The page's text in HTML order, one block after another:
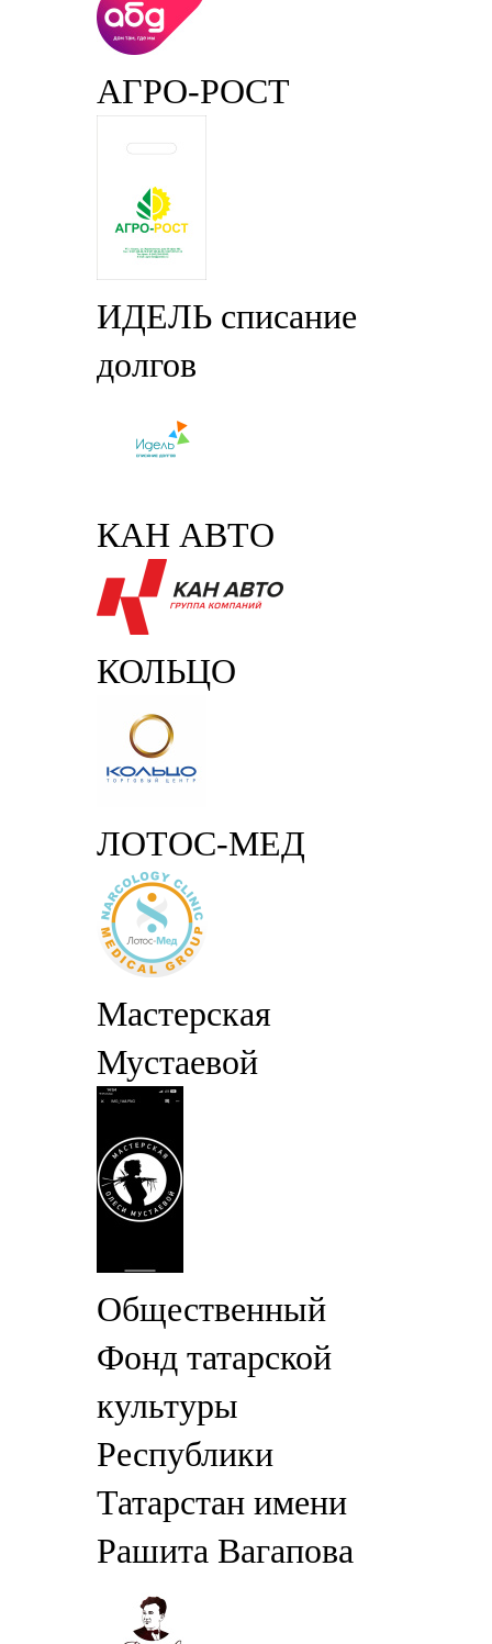
АГРО-РОСТ
ИДЕЛЬ списание
долгов
КАН АВТО
КОЛЬЦО
ЛОТОС-МЕД
Мастерская
Мустаевой
Общественный
Фонд татарской
культуры
Республики
Татарстан имени
Рашита Вагапова